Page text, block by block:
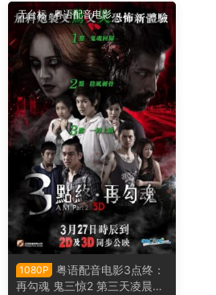
无台标·粤语配音电影
1080P
粤语配音电影3点终：
再勾魂 鬼三惊2 第三天凌晨三